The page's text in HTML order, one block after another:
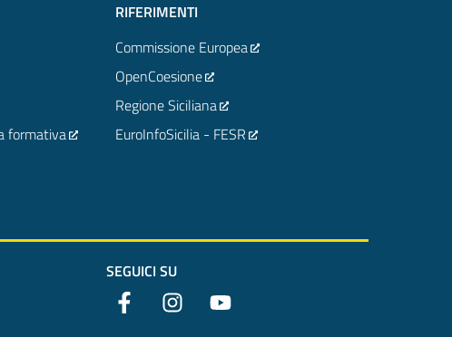
formativa
RIFERIMENTI
Commissione Europea
OpenCoesione
Regione Siciliana
EuroInfoSicilia - FESR
SEGUICI SU